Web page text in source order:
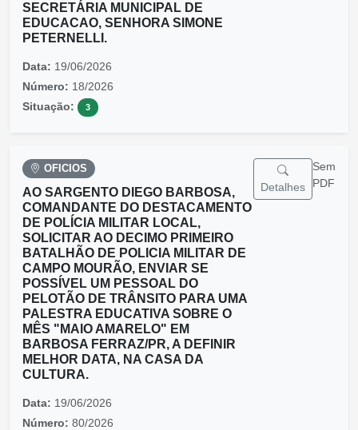
SECRETÁRIA MUNICIPAL DE
EDUCACAO, SENHORA SIMONE
PETERNELLI.
Data: 19/06/2026
Número: 18/2026
Situação:
3
OFICIOS
AO SARGENTO DIEGO BARBOSA,
COMANDANTE DO DESTACAMENTO
DE POLÍCIA MILITAR LOCAL,
SOLICITAR AO DECIMO PRIMEIRO
BATALHÃO DE POLICIA MILITAR DE
CAMPO MOURÃO, ENVIAR SE
POSSÍVEL UM PESSOAL DO
PELOTÃO DE TRÂNSITO PARA UMA
PALESTRA EDUCATIVA SOBRE O
MÊS "MAIO AMARELO" EM
BARBOSA FERRAZ/PR, A DEFINIR
MELHOR DATA, NA CASA DA
CULTURA.
Detalhes
Sem
PDF
Data: 19/06/2026
Número: 80/2026